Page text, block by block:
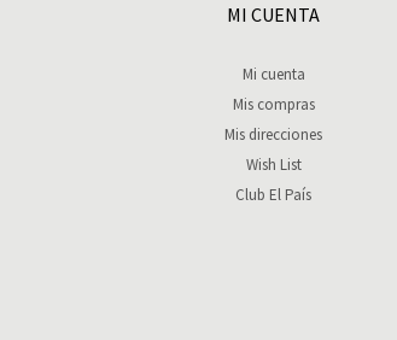
MI CUENTA
Mi cuenta
Mis compras
Mis direcciones
Wish List
Club El País